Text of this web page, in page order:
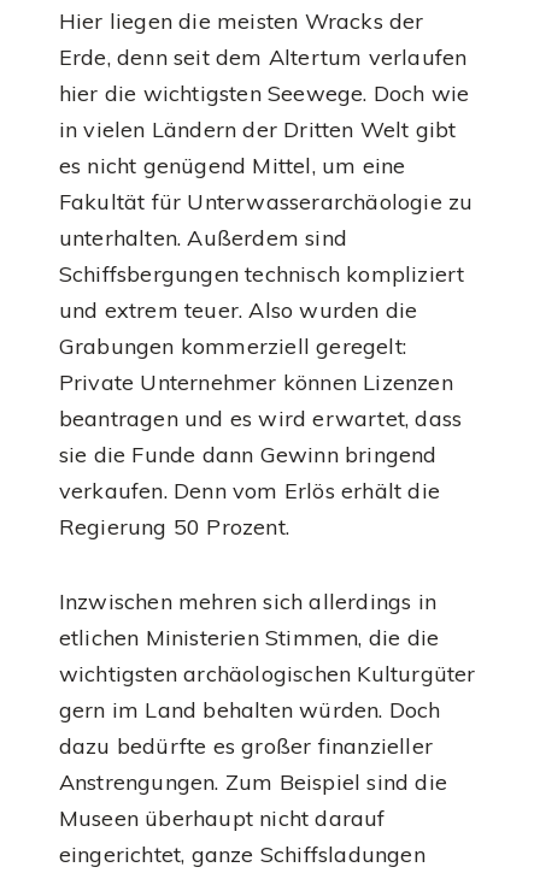
Hier liegen die meisten Wracks der
Erde, denn seit dem Altertum verlaufen
hier die wichtigsten Seewege. Doch wie
in vielen Ländern der Dritten Welt gibt
es nicht genügend Mittel, um eine
Fakultät für Unterwasserarchäologie zu
unterhalten. Außerdem sind
Schiffsbergungen technisch kompliziert
und extrem teuer. Also wurden die
Grabungen kommerziell geregelt:
Private Unternehmer können Lizenzen
beantragen und es wird erwartet, dass
sie die Funde dann Gewinn bringend
verkaufen. Denn vom Erlös erhält die
Regierung 50 Prozent.
Inzwischen mehren sich allerdings in
etlichen Ministerien Stimmen, die die
wichtigsten archäologischen Kulturgüter
gern im Land behalten würden. Doch
dazu bedürfte es großer finanzieller
Anstrengungen. Zum Beispiel sind die
Museen überhaupt nicht darauf
eingerichtet, ganze Schiffsladungen